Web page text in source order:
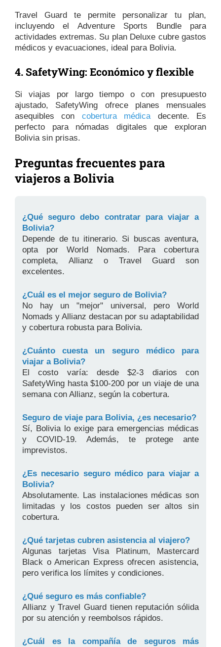
Travel Guard te permite personalizar tu plan,
incluyendo el Adventure Sports Bundle para
actividades extremas. Su plan Deluxe cubre gastos
médicos y evacuaciones, ideal para Bolivia.
4. SafetyWing: Económico y flexible
Si viajas por largo tiempo o con presupuesto
ajustado, SafetyWing ofrece planes mensuales
asequibles con cobertura médica decente. Es
perfecto para nómadas digitales que exploran
Bolivia sin prisas.
Preguntas frecuentes para
viajeros a Bolivia
¿Qué seguro debo contratar para viajar a
Bolivia?
Depende de tu itinerario. Si buscas aventura,
opta por World Nomads. Para cobertura
completa, Allianz o Travel Guard son
excelentes.
¿Cuál es el mejor seguro de Bolivia?
No hay un "mejor" universal, pero World
Nomads y Allianz destacan por su adaptabilidad
y cobertura robusta para Bolivia.
¿Cuánto cuesta un seguro médico para
viajar a Bolivia?
El costo varía: desde $2-3 diarios con
SafetyWing hasta $100-200 por un viaje de una
semana con Allianz, según la cobertura.
Seguro de viaje para Bolivia, ¿es necesario?
Sí, Bolivia lo exige para emergencias médicas
y COVID-19. Además, te protege ante
imprevistos.
¿Es necesario seguro médico para viajar a
Bolivia?
Absolutamente. Las instalaciones médicas son
limitadas y los costos pueden ser altos sin
cobertura.
¿Qué tarjetas cubren asistencia al viajero?
Algunas tarjetas Visa Platinum, Mastercard
Black o American Express ofrecen asistencia,
pero verifica los límites y condiciones.
¿Qué seguro es más confiable?
Allianz y Travel Guard tienen reputación sólida
por su atención y reembolsos rápidos.
¿Cuál es la compañía de seguros más